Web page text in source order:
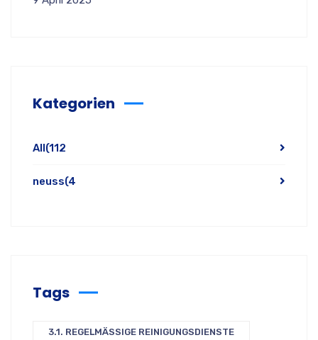
Kategorien
All(112
neuss(4
Tags
3.1. REGELMÄSSIGE REINIGUNGSDIENSTE